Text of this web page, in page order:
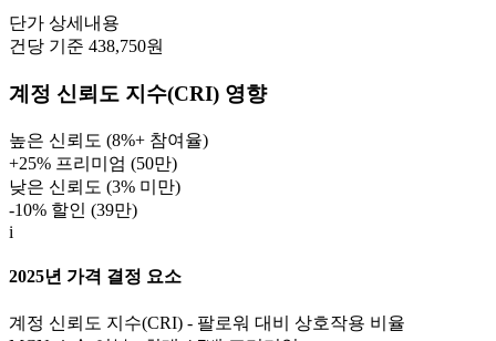
단가 상세내용
건당 기준 438,750원
계정 신뢰도 지수(CRI) 영향
높은 신뢰도 (8%+ 참여율)
+25% 프리미엄 (50만)
낮은 신뢰도 (3% 미만)
-10% 할인 (39만)
i
2025년 가격 결정 요소
계정 신뢰도 지수(CRI) - 팔로워 대비 상호작용 비율